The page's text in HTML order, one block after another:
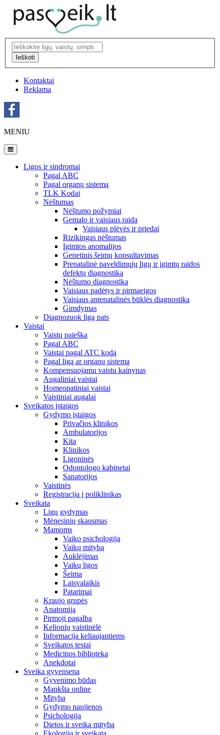
Ieškoti
Kontaktai
Reklama
MENIU
Ligos ir sindromai
Pagal ABC
Pagal organų sistemą
TLK Kodai
Nėštumas
Nėštumo požymiai
Gemalo ir vaisiaus raida
Vaisiaus plėvės ir priedai
Rizikingas nėštumas
Įgimtos anomalijos
Genetinis šeimų konsultavimas
Prenatalinė paveldimųjų ligų ir įgimtų raidos
defektų diagnostika
Nėštumo diagnostika
Vaisiaus padėtys ir pirmaeigos
Vaisiaus antenatalinės būklės diagnostika
Gimdymas
Diagnozuok ligą pats
Vaistai
Vaistų paieška
Pagal ABC
Vaistai pagal ATC kodą
Pagal ligą ar organų sistema
Kompensuojamu vaistu kainynas
Augaliniai vaistai
Homeopatiniai vaistai
Vaistiniai augalai
Sveikatos įstaigos
Gydymo įstaigos
Privačios klinikos
Ambulatorijos
Kita
Klinikos
Ligoninės
Odontologo kabinetai
Sanatorijos
Vaistinės
Registracija į poliklinikas
Sveikata
Ligų gydymas
Mėnesinių skausmas
Mamoms
Vaiko psichologija
Vaikų mityba
Auklėjimas
Vaikų ligos
Šeima
Laisvalaikis
Patarimai
Kraujo grupės
Anatomija
Pirmoji pagalba
Kelionių vaistinėlė
Informacija keliaujantiems
Sveikatos testai
Medicinos biblioteka
Anekdotai
Sveika gyvensena
Gyvenimo būdas
Mankšta online
Mityba
Gydymo naujienos
Psichologija
Dietos ir sveika mityba
Ekologija ir sveikata